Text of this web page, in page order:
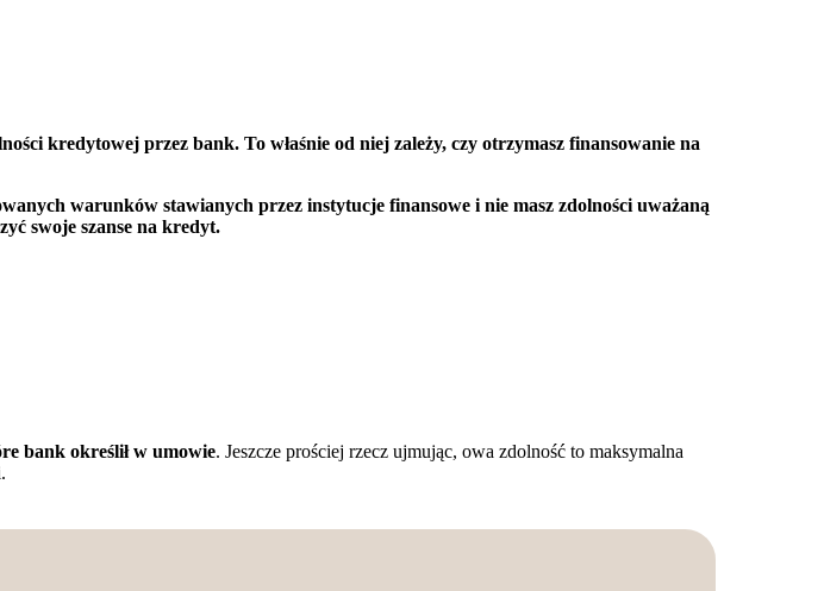
kredytowej przez bank. To właśnie od niej zależy, czy otrzymasz finansowanie na
warunków stawianych przez instytucje finansowe i nie masz zdolności uważaną
swoje szanse na kredyt.
bank określił w umowie. Jeszcze prościej rzecz ujmując, owa zdolność to maksymalna